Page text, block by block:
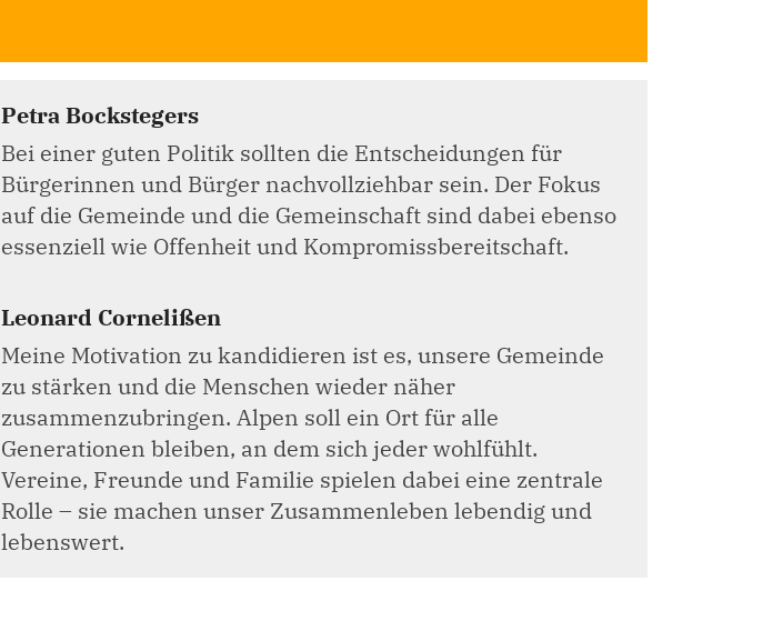
Petra Bockstegers
Bei einer guten Politik sollten die Entscheidungen für
Bürgerinnen und Bürger nachvollziehbar sein. Der Fokus
auf die Gemeinde und die Gemeinschaft sind dabei ebenso
essenziell wie Offenheit und Kompromissbereitschaft.
Leonard Cornelißen
Meine Motivation zu kandidieren ist es, unsere Gemeinde
zu stärken und die Menschen wieder näher
zusammenzubringen. Alpen soll ein Ort für alle
Generationen bleiben, an dem sich jeder wohlfühlt.
Vereine, Freunde und Familie spielen dabei eine zentrale
Rolle – sie machen unser Zusammenleben lebendig und
lebenswert.